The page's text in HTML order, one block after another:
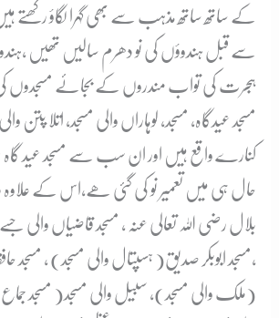
کے ساتھ ساتھ مذہب سے بھی گہرا لگاؤ رکھتے
سے قبل ہندوؤں کی نو دھرم سالیں تھیں
ہجرت کی تواب مندروں کے بجائے مسجدوں
مسجد عیدگاہ، مسجد، لوہاراں والی مسجد، اتلا پتن
کنارے واقع ہیں اور ان سب سے مسجد عید
حال ہی میں تعمیر نو کی گئی ھے،اس کے علاوہ
بلال رضی اللہ تعالی عنہ ، مسجد قاضیاں والی
،مسجد ابوبکر صدیق( ہسپتال والی مسجد) ، مسجد حافظ
(ملک والی مسجد), سبیل والی مسجد( مسجد جماع